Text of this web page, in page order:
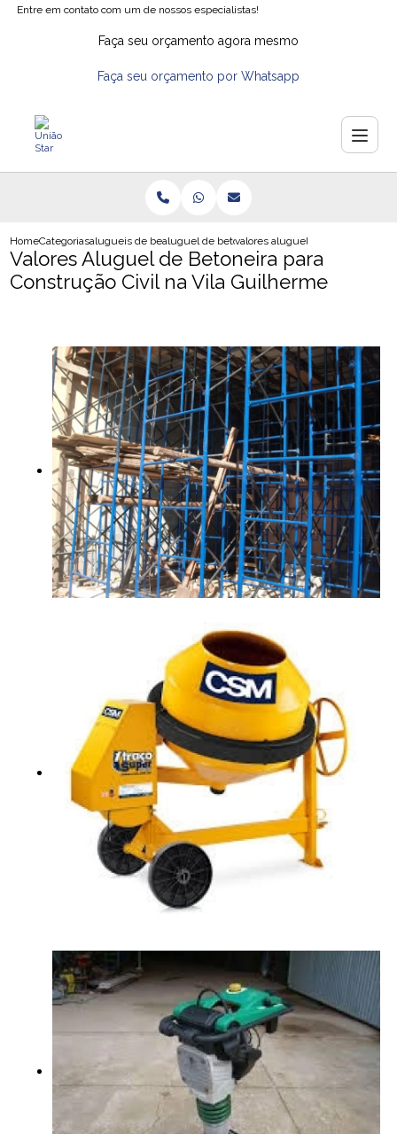
Entre em contato com um de nossos especialistas!
Faça seu orçamento agora mesmo
Faça seu orçamento por Whatsapp
HomeCategoriasalugueis de betoneirasaluguel de betoneira em santo andre
valores aluguel de betoneira
Valores Aluguel de Betoneira para
Construção Civil na Vila Guilherme